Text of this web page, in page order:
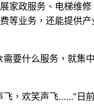
家政服务、电梯维
等业务，还能提供
需要什么服务，就集
飞，欢笑声飞……”日